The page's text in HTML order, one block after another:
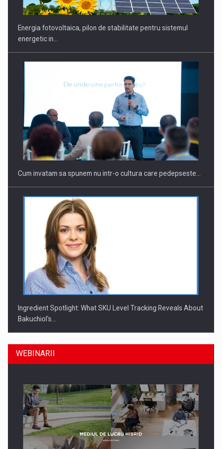
Energia fotovoltaica, pilon de stabilitate pentru sistemul
energetic in…
Cum invatam sa spunem nu intr-o cultura care pedepseste…
Ingredient Spotlight: What SKU Level Tracking Reveals About
Bakuchiol's…
WEBINARII